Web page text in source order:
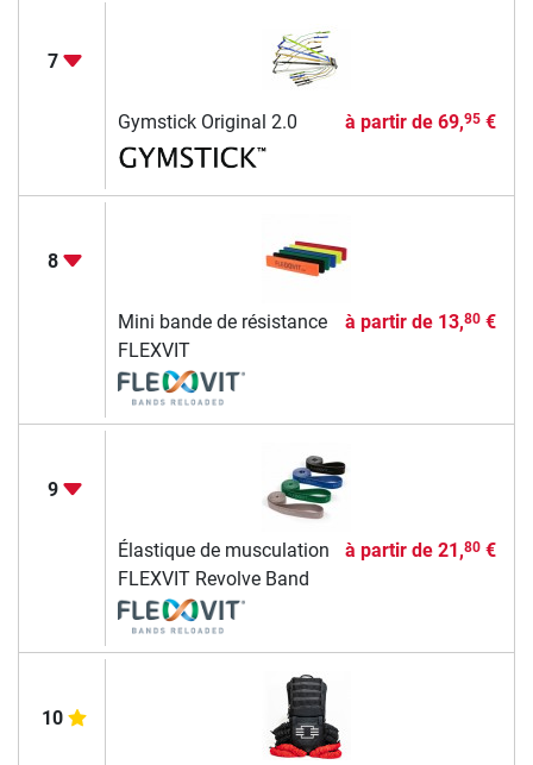
7
Gymstick Original 2.0 à partir de 69,95€
8
Mini bande de résistance
FLEXVIT
à partir de 13,80€
9
Élastique de musculation
FLEXVIT Revolve Band
à partir de 21,80€
10